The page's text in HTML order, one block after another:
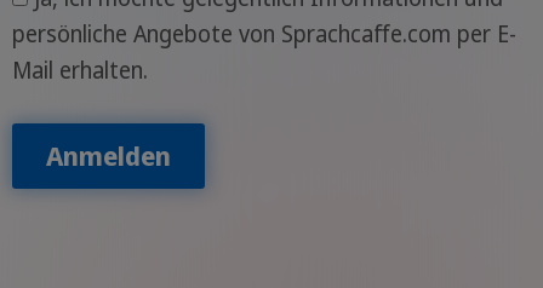
persönliche Angebote von Sprachcaffe.com per E-
Mail erhalten.
Anmelden